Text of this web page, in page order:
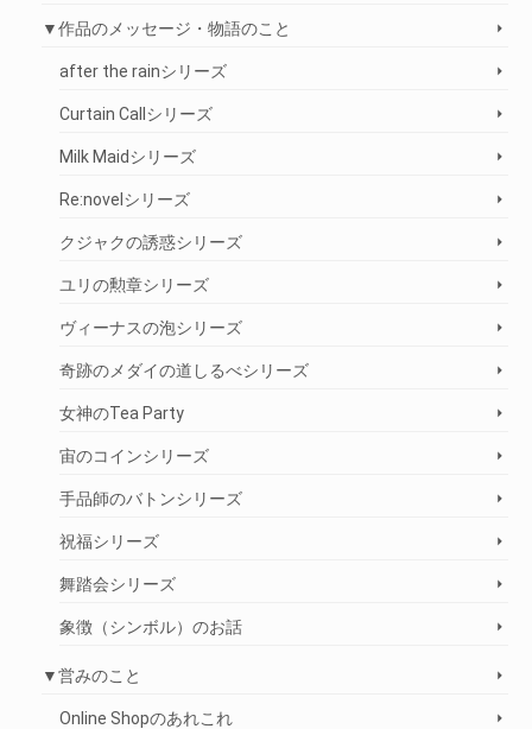
▼作品のメッセージ・物語のこと
after the rainシリーズ
Curtain Callシリーズ
Milk Maidシリーズ
Re:novelシリーズ
クジャクの誘惑シリーズ
ユリの勲章シリーズ
ヴィーナスの泡シリーズ
奇跡のメダイの道しるべシリーズ
女神のTea Party
宙のコインシリーズ
手品師のバトンシリーズ
祝福シリーズ
舞踏会シリーズ
象徴（シンボル）のお話
▼営みのこと
Online Shopのあれこれ